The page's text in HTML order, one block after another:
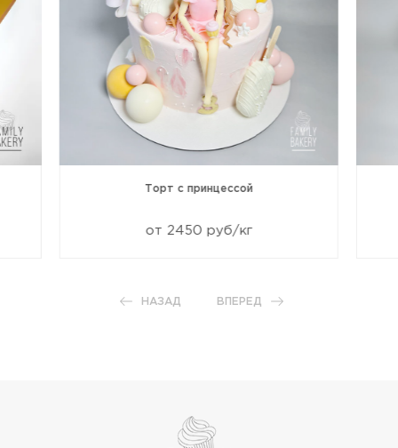
Торт с принцессой
от 2450 руб/кг
НАЗАД ВПЕРЕД